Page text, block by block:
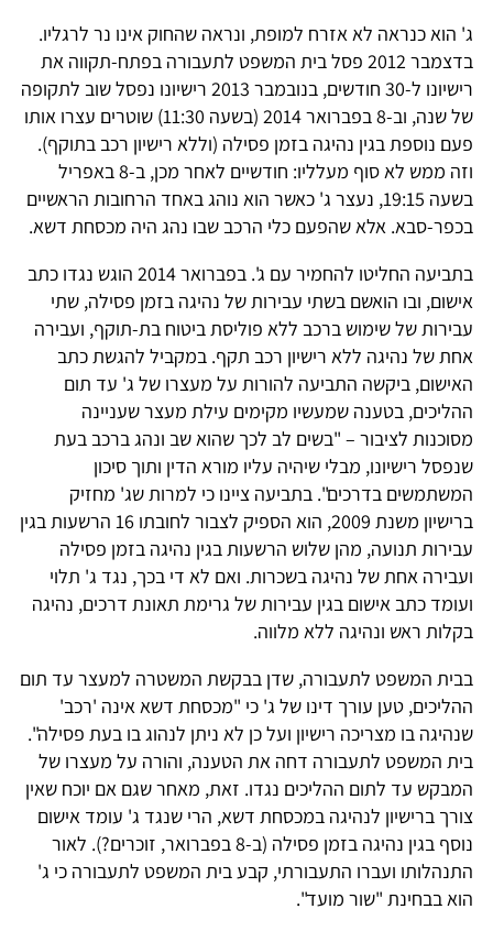
ג' הוא כנראה לא אזרח למופת, ונראה שהחוק אינו נר לרגליו.
בדצמבר 2012 פסל בית המשפט לתעבורה בפתח-תקווה את
רישיונו ל-30 חודשים, בנובמבר 2013 רישיונו נפסל שוב לתקופה
של שנה, וב-8 בפברואר 2014 (בשעה 11:30) שוטרים עצרו אותו
פעם נוספת בגין נהיגה בזמן פסילה (וללא רישיון רכב בתוקף).
וזה ממש לא סוף מעלליו: חודשיים לאחר מכן, ב-8 באפריל
בשעה 19:15, נעצר ג' כאשר הוא נוהג באחד הרחובות הראשיים
בכפר-סבא. אלא שהפעם כלי הרכב שבו נהג היה מכסחת דשא.
בתביעה החליטו להחמיר עם ג'. בפברואר 2014 הוגש נגדו כתב
אישום, ובו הואשם בשתי עבירות של נהיגה בזמן פסילה, שתי
עבירות של שימוש ברכב ללא פוליסת ביטוח בת-תוקף, ועבירה
אחת של נהיגה ללא רישיון רכב תקף. במקביל להגשת כתב
האישום, ביקשה התביעה להורות על מעצרו של ג' עד תום
ההליכים, בטענה שמעשיו מקימים עילת מעצר שעניינה
מסוכנות לציבור – "בשים לב לכך שהוא שב ונהג ברכב בעת
שנפסל רישיונו, מבלי שיהיה עליו מורא הדין ותוך סיכון
המשתמשים בדרכים". בתביעה ציינו כי למרות שג' מחזיק
ברישיון משנת 2009, הוא הספיק לצבור לחובתו 16 הרשעות בגין
עבירות תנועה, מהן שלוש הרשעות בגין נהיגה בזמן פסילה
ועבירה אחת של נהיגה בשכרות. ואם לא די בכך, נגד ג' תלוי
ועומד כתב אישום בגין עבירות של גרימת תאונת דרכים, נהיגה
בקלות ראש ונהיגה ללא מלווה.
בבית המשפט לתעבורה, שדן בבקשת המשטרה למעצר עד תום
ההליכים, טען עורך דינו של ג' כי "מכסחת דשא אינה 'רכב'
שנהיגה בו מצריכה רישיון ועל כן לא ניתן לנהוג בו בעת פסילה".
בית המשפט לתעבורה דחה את הטענה, והורה על מעצרו של
המבקש עד לתום ההליכים נגדו. זאת, מאחר שגם אם יוכח שאין
צורך ברישיון לנהיגה במכסחת דשא, הרי שנגד ג' עומד אישום
נוסף בגין נהיגה בזמן פסילה (ב-8 בפברואר, זוכרים?). לאור
התנהלותו ועברו התעבורתי, קבע בית המשפט לתעבורה כי ג'
הוא בבחינת "שור מועד".